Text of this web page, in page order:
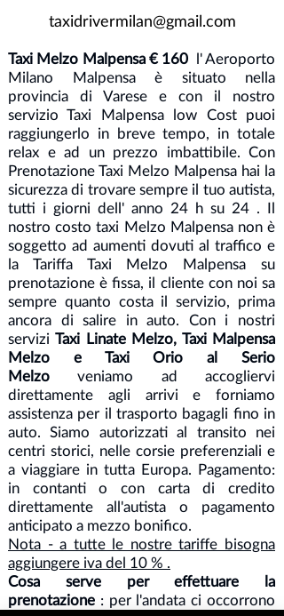
taxidrivermilan@gmail.com
Taxi Melzo Malpensa € 160 l' Aeroporto
Milano Malpensa è situato nella
provincia di Varese e con il nostro
servizio Taxi Malpensa low Cost puoi
raggiungerlo in breve tempo, in totale
relax e ad un prezzo imbattibile. Con
Prenotazione Taxi Melzo Malpensa hai la
sicurezza di trovare sempre il tuo autista,
tutti i giorni dell' anno 24 h su 24 . Il
nostro costo taxi Melzo Malpensa non è
soggetto ad aumenti dovuti al traffico e
la Tariffa Taxi Melzo Malpensa su
prenotazione è fissa, il cliente con noi sa
sempre quanto costa il servizio, prima
ancora di salire in auto. Con i nostri
serviziTaxi Linate Melzo, Taxi Malpensa
Melzo e Taxi Orio al Serio
Melzo veniamo ad accogliervi
direttamente agli arrivi e forniamo
assistenza per il trasporto bagagli fino in
auto. Siamo autorizzati al transito nei
centri storici, nelle corsie preferenziali e
a viaggiare in tutta Europa. Pagamento:
in contanti o con carta di credito
direttamente all'autista o pagamento
anticipato a mezzo bonifico.
Nota - a tutte le nostre tariffe bisogna
aggiungere iva del 10 % .
Cosa serve per effettuare la
prenotazione : per l'andata ci occorrono